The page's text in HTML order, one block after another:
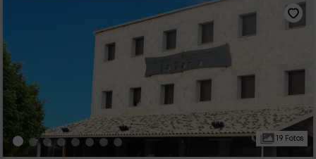
19 Fotos